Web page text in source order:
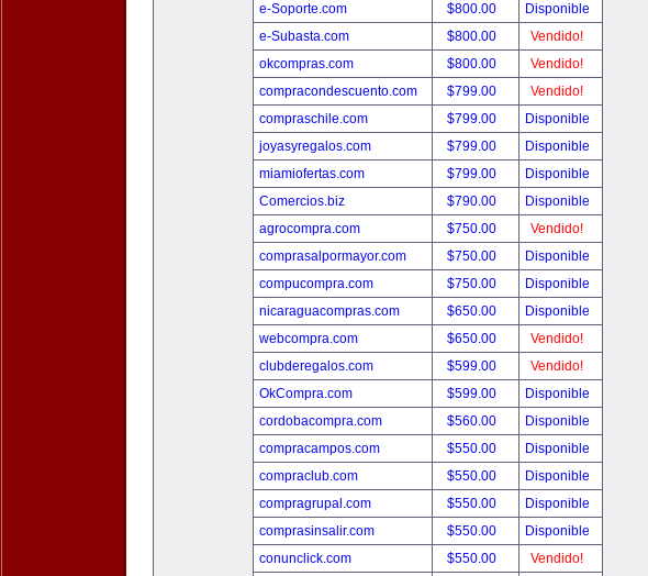
e-Soporte.com
$800.00
Disponible
e-Subasta.com
$800.00
Vendido!
okcompras.com
$800.00
Vendido!
compracondescuento.com
$799.00
Vendido!
compraschile.com
$799.00
Disponible
joyasyregalos.com
$799.00
Disponible
miamiofertas.com
$799.00
Disponible
Comercios.biz
$790.00
Disponible
agrocompra.com
$750.00
Vendido!
comprasalpormayor.com
$750.00
Disponible
compucompra.com
$750.00
Disponible
nicaraguacompras.com
$650.00
Disponible
webcompra.com
$650.00
Vendido!
clubderegalos.com
$599.00
Vendido!
OkCompra.com
$599.00
Disponible
cordobacompra.com
$560.00
Disponible
compracampos.com
$550.00
Disponible
compraclub.com
$550.00
Disponible
compragrupal.com
$550.00
Disponible
comprasinsalir.com
$550.00
Disponible
conunclick.com
$550.00
Vendido!